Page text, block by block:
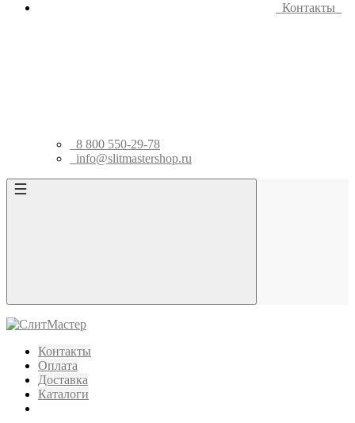
Контакты
8 800 550-29-78
info@slitmastershop.ru
Контакты
Оплата
Доставка
Каталоги